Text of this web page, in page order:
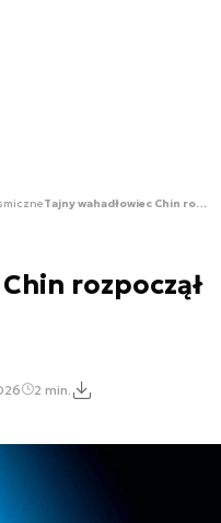
Tajny wahadłowiec Chin rozpoczął kolejną misję
rozpoczął
2 min.